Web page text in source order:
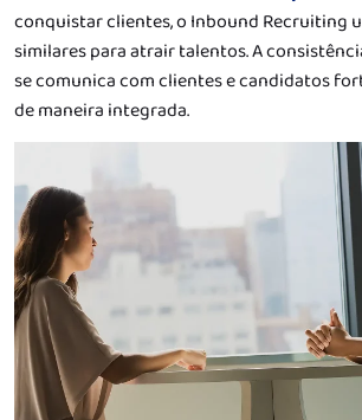
conquistar clientes, o Inbound Recruiting
similares para atrair talentos. A
se comunica com clientes e candidatos
de maneira integrada.